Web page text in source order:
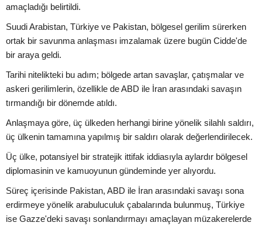
amaçladığı belirtildi.
Suudi Arabistan, Türkiye ve Pakistan, bölgesel gerilim sürerken
ortak bir savunma anlaşması imzalamak üzere bugün Cidde'de
bir araya geldi.
Tarihi nitelikteki bu adım; bölgede artan savaşlar, çatışmalar ve
askeri gerilimlerin, özellikle de ABD ile İran arasındaki savaşın
tırmandığı bir dönemde atıldı.
Anlaşmaya göre, üç ülkeden herhangi birine yönelik silahlı saldırı,
üç ülkenin tamamına yapılmış bir saldırı olarak değerlendirilecek.
Üç ülke, potansiyel bir stratejik ittifak iddiasıyla aylardır bölgesel
diplomasinin ve kamuoyunun gündeminde yer alıyordu.
Süreç içerisinde Pakistan, ABD ile İran arasındaki savaşı sona
erdirmeye yönelik arabuluculuk çabalarında bulunmuş, Türkiye
ise Gazze'deki savaşı sonlandırmayı amaçlayan müzakerelerde